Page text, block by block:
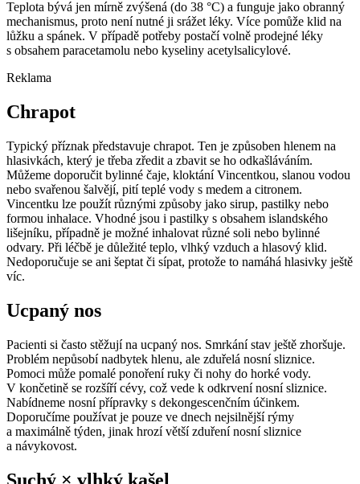
Teplota bývá jen mírně zvýšená (do 38 °C) a funguje jako obranný
mechanismus, proto není nutné ji srážet léky. Více pomůže klid na
lůžku a spánek. V případě potřeby postačí volně prodejné léky
s obsahem paracetamolu nebo kyseliny acetylsalicylové.
Reklama
Chrapot
Typický příznak představuje chrapot. Ten je způsoben hlenem na
hlasivkách, který je třeba zředit a zbavit se ho odkašláváním.
Můžeme doporučit bylinné čaje, kloktání Vincentkou, slanou vodou
nebo svařenou šalvějí, pití teplé vody s medem a citronem.
Vincentku lze použít různými způsoby jako sirup, pastilky nebo
formou inhalace. Vhodné jsou i pastilky s obsahem islandského
lišejníku, případně je možné inhalovat různé soli nebo bylinné
odvary. Při léčbě je důležité teplo, vlhký vzduch a hlasový klid.
Nedoporučuje se ani šeptat či sípat, protože to namáhá hlasivky ještě
víc.
Ucpaný nos
Pacienti si často stěžují na ucpaný nos. Smrkání stav ještě zhoršuje.
Problém nepůsobí nadbytek hlenu, ale zduřelá nosní sliznice.
Pomoci může pomalé ponoření ruky či nohy do horké vody.
V končetině se rozšíří cévy, což vede k odkrvení nosní sliznice.
Nabídneme nosní přípravky s dekongescenčním účinkem.
Doporučíme používat je pouze ve dnech nejsilnější rýmy
a maximálně týden, jinak hrozí větší zduření nosní sliznice
a návykovost.